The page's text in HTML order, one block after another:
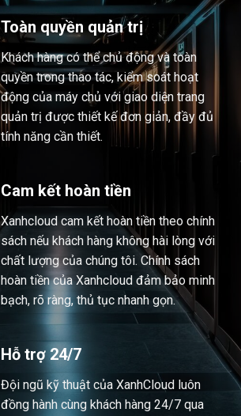
Toàn quyền quản trị
Khách hàng có thể chủ động và toàn
quyền trong thao tác, kiểm soát hoạt
động của máy chủ với giao diện trang
quản trị được thiết kế đơn giản, đầy đủ
tính năng cần thiết.
Cam kết hoàn tiền
Xanhcloud cam kết hoàn tiền theo chính
sách nếu khách hàng không hài lòng với
chất lượng của chúng tôi. Chính sách
hoàn tiền của Xanhcloud đảm bảo minh
bạch, rõ ràng, thủ tục nhanh gọn.
Hỗ trợ 24/7
Đội ngũ kỹ thuật của XanhCloud luôn
đồng hành cùng khách hàng 24/7 qua